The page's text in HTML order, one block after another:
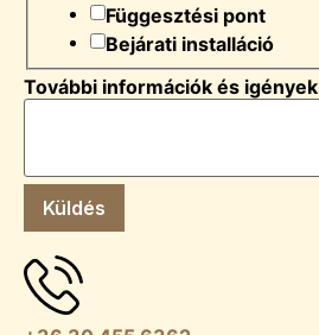
Függesztési pont
Bejárati installáció
További információk és igények
Küldés